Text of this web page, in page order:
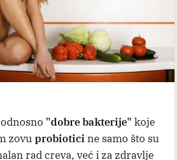
"dobre bakterije" koje
zovu probiotici ne samo što su
rad creva, već i za zdravlje